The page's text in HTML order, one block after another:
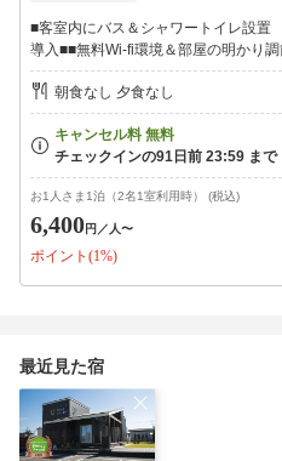
■客室内にバス＆シャワートイレ設
導入■■無料Wi-fi環境＆部屋の明かり
朝食なし 夕食なし
お1人さま1泊（2名1室利用時） (税込)
6,400円 ／人〜
ポイント(1%)
最近見た宿